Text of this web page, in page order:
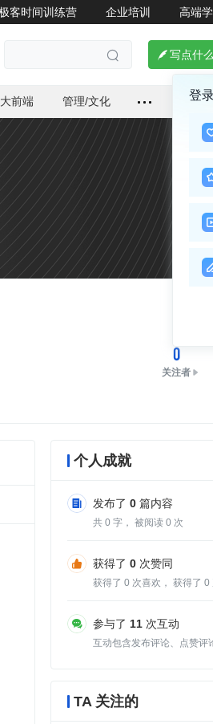
客时间训练营 企业培训 高端
  写点什么
登
大前端 管理/文化
0
关注者
个人成就
发布了 0 篇内容
共 0 字， 被阅读 0 次
获得了 0 次赞同
获得了 0 次喜欢， 获得了 0
参与了 11 次互动
互动包含发布评论、点赞评
TA 关注的